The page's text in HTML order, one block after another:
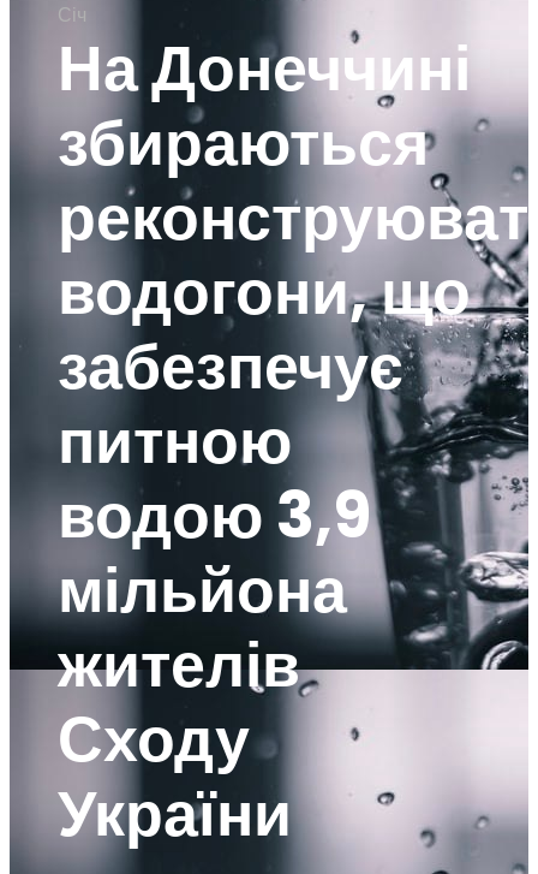
Січ
На Донеччині
збираються
водогони, що
забезпечує
питною
водою 3,9
мільйона
жителів
Сходу
України